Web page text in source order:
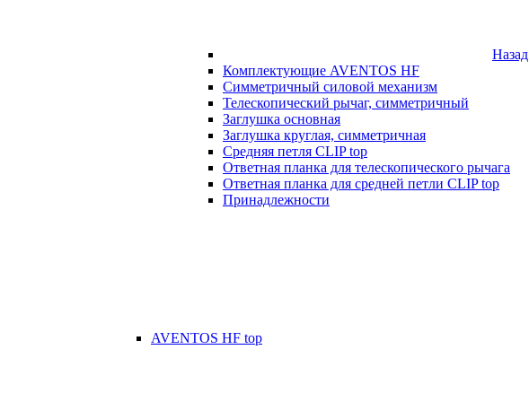
Назад
Комплектующие AVENTOS HF
Симметричный силовой механизм
Телескопический рычаг, симметричный
Заглушка основная
Заглушка круглая, симметричная
Средняя петля CLIP top
Ответная планка для телескопического рычага
Ответная планка для средней петли CLIP top
Принадлежности
AVENTOS HF top